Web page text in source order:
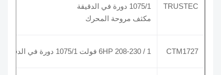
TRUSTEC
مكثف مروحة المحرك
CTM1727 1 / 6HP 208-230 فولت 1075/1 دورة في الدقيقة